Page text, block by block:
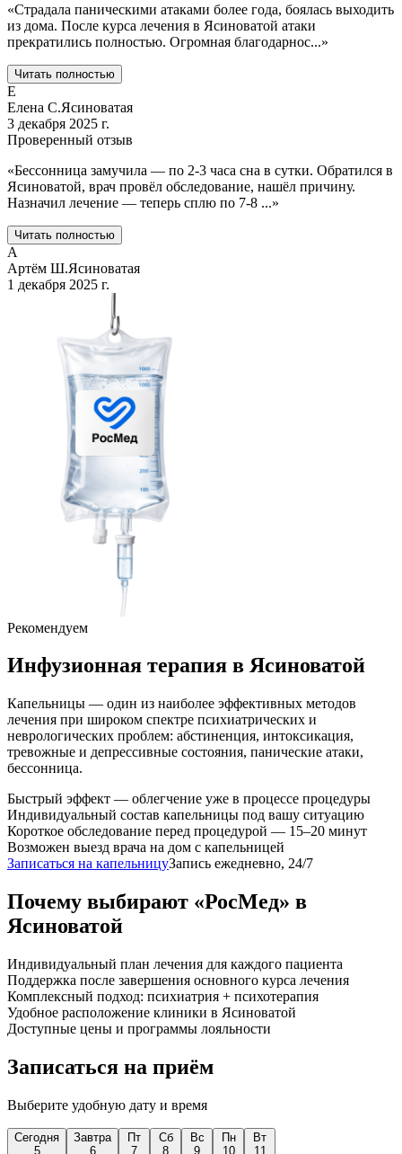
«Страдала паническими атаками более года, боялась выходить
из дома. После курса лечения в Ясиноватой атаки
прекратились полностью. Огромная благодарнос...»
Читать полностью
Е
Елена С.Ясиноватая
3 декабря 2025 г.
Проверенный отзыв
«Бессонница замучила — по 2-3 часа сна в сутки. Обратился в
Ясиноватой, врач провёл обследование, нашёл причину.
Назначил лечение — теперь сплю по 7-8 ...»
Читать полностью
А
Артём Ш.Ясиноватая
1 декабря 2025 г.
Рекомендуем
Инфузионная терапия в Ясиноватой
Капельницы — один из наиболее эффективных методов
лечения при широком спектре психиатрических и
неврологических проблем: абстиненция, интоксикация,
тревожные и депрессивные состояния, панические атаки,
бессонница.
Быстрый эффект — облегчение уже в процессе процедуры
Индивидуальный состав капельницы под вашу ситуацию
Короткое обследование перед процедурой — 15–20 минут
Возможен выезд врача на дом с капельницей
Записаться на капельницуЗапись ежедневно, 24/7
Почему выбирают «РосМед» в
Ясиноватой
Индивидуальный план лечения для каждого пациента
Поддержка после завершения основного курса лечения
Комплексный подход: психиатрия + психотерапия
Удобное расположение клиники в Ясиноватой
Доступные цены и программы лояльности
Записаться на приём
Выберите удобную дату и время
Сегодня
5
Завтра
6
Пт
7
Сб
8
Вс
9
Пн
10
Вт
11